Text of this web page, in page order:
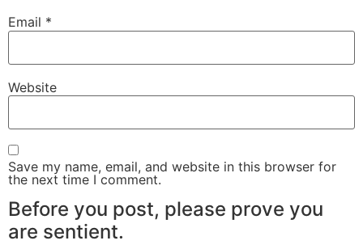
Email *
Website
Save my name, email, and website in this browser for
the next time I comment.
Before you post, please prove you
are sentient.